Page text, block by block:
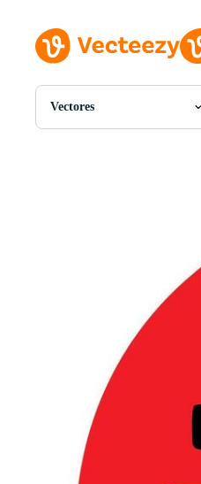
Vectores
Todas Imágenes
Gráficos en Movimiento
Imágenes Editoriales
Eventos Editoriales